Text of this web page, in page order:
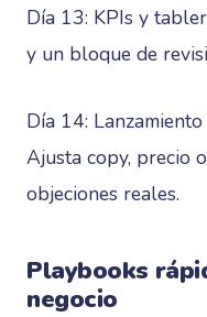
Día 13: KPIs y
y un bloque de
Día 14:
Ajusta copy, precio
objeciones reales.
Playbooks
negocio